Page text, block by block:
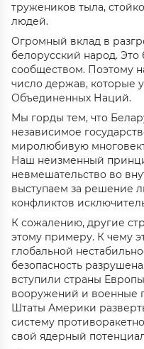
тружеников тыла,
людей.
Огромный вклад в
белорусский народ.
сообществом. Поэтому
число держав, которые
Объединенных Наций.
Мы горды тем, что
независимое
миролюбивую
Наш неизменный
невмешательство во
выступаем за решение
конфликтов
К сожалению, другие
этому примеру. К чему
глобальной
безопасность
вступили страны
вооружений и военные
Штаты Америки
систему
свой ядерный